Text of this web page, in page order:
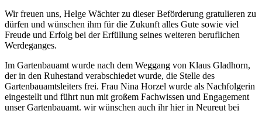
Wir freuen uns, Helge Wächter zu dieser Beförderung gratulieren zu
dürfen und wünschen ihm für die Zukunft alles Gute sowie viel
Freude und Erfolg bei der Erfüllung seines weiteren beruflichen
Werdeganges.
Im Gartenbauamt wurde nach dem Weggang von Klaus Gladhorn,
der in den Ruhestand verabschiedet wurde, die Stelle des
Gartenbauamtsleiters frei. Frau Nina Horzel wurde als Nachfolgerin
eingestellt und führt nun mit großem Fachwissen und Engagement
unser Gartenbauamt. wir wünschen auch ihr hier in Neureut bei